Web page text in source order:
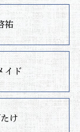
祐
イド
け